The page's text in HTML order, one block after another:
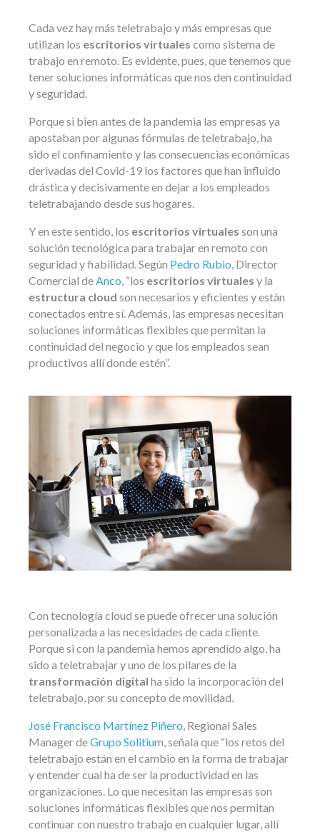
Cada vez hay más teletrabajo y más empresas que
utilizan los escritorios virtuales como sistema de
trabajo en remoto. Es evidente, pues, que tenemos que
tener soluciones informáticas que nos den continuidad
y seguridad.
Porque si bien antes de la pandemia las empresas ya
apostaban por algunas fórmulas de teletrabajo, ha
sido el confinamiento y las consecuencias económicas
derivadas del Covid-19 los factores que han influido
drástica y decisivamente en dejar a los empleados
teletrabajando desde sus hogares.
Y en este sentido, los escritorios virtuales son una
solución tecnológica para trabajar en remoto con
seguridad y fiabilidad. Según Pedro Rubio , Director
Comercial de Anco , “los escritorios virtuales y la
estructura cloud son necesarios y eficientes y están
conectados entre sí. Además, las empresas necesitan
soluciones informáticas flexibles que permitan la
continuidad del negocio y que los empleados sean
productivos allí donde estén”.
Con tecnología cloud se puede ofrecer una solución
personalizada a las necesidades de cada cliente.
Porque si con la pandemia hemos aprendido algo, ha
sido a teletrabajar y uno de los pilares de la
transformación digital ha sido la incorporación del
teletrabajo, por su concepto de movilidad.
José Francisco Martínez Piñero, Regional Sales
Manager deGrupo Solitium, señala que “los retos del
teletrabajo están en el cambio en la forma de trabajar
y entender cual ha de ser la productividad en las
organizaciones. Lo que necesitan las empresas son
soluciones informáticas flexibles que nos permitan
continuar con nuestro trabajo en cualquier lugar, allí